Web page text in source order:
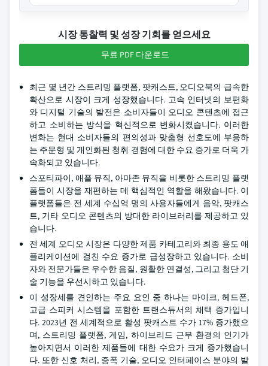
시장 통찰력 및 성장 기회를 얻으세요
무료 PDF 다운로드
최근 몇 년간 스트리밍 플랫폼, 팟캐스트, 오디오북의 급속한
확산으로 시장이 크게 성장했습니다. 고속 인터넷의 보편화
와 디지털 기술의 발전은 소비자들이 오디오 콘텐츠에 접근
하고 소비하는 방식을 혁신적으로 변화시켰습니다. 이러한
변화는 현대 소비자들의 편의성과 맞춤형 선호도에 부응하
는 주문형 및 개인화된 청취 경험에 대한 수요 증가로 더욱 가
속화되고 있습니다.
스포티파이, 애플 뮤직, 아마존 뮤직을 비롯한 스트리밍 플랫
폼들이 시장을 재편하는 데 핵심적인 역할을 해왔습니다. 이
플랫폼들은 전 세계 수십억 명의 사용자들에게 음악, 팟캐스
트, 기타 오디오 콘텐츠의 방대한 라이브러리를 제공하고 있
습니다.
전 세계 오디오 시장은 다양한 제품 카테고리와 최종 용도 애
플리케이션에 걸친 수요 증가로 급성장하고 있습니다. 소비
자와 전문가들은 우수한 음질, 원활한 연결성, 그리고 첨단 기
술 기능을 우선시하고 있습니다.
이 성장세를 견인하는 주요 요인 중 하나는 마이크, 헤드폰,
고급 스피커 시스템을 포함한 트랜스듀서의 채택 증가입니
다. 2023년 전 세계적으로 활성 팟캐스트 수가 17% 증가했으
며, 스트리밍 플랫폼, 게임, 하이브리드 근무 환경의 인기가
높아지면서 이러한 제품들에 대한 수요가 크게 증가했습니
다. 또한 신호 처리, 증폭 기술, 오디오 인터페이스 분야의 발